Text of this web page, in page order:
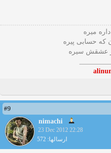
میره
که حسابی پیره
عشقش سیره
#9
nimachi
23 Dec 2012 22:28
ارسالها: 572